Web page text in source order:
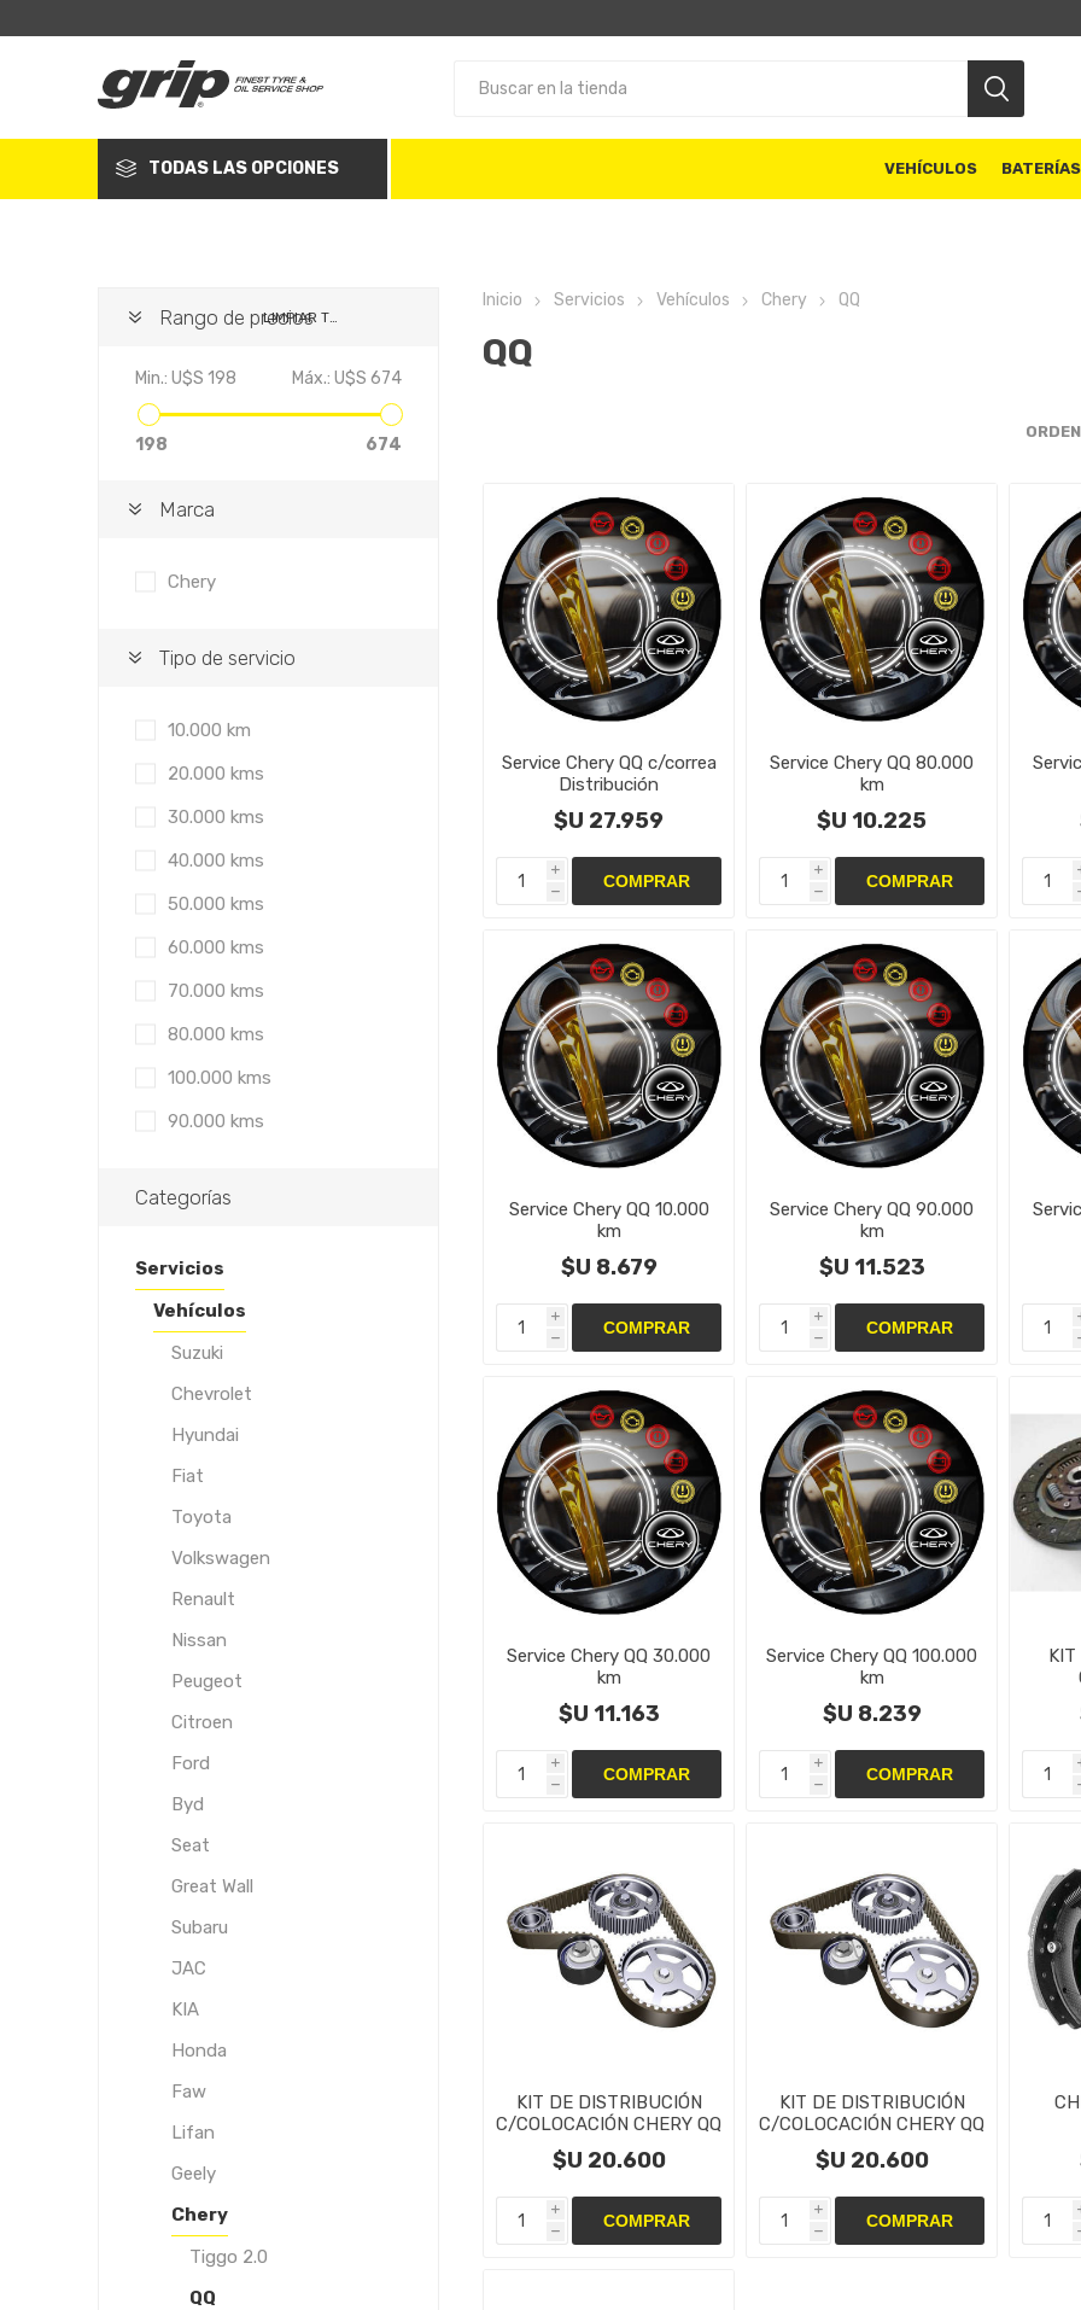
TODAS LAS OPCIONES VEHÍCULOS BATERÍAS
Inicio Servicios Vehículos Chery QQ
QQ
Service Chery QQ c/correa
Distribución
$U 27.959
i
h
Service Chery QQ 80.000
km
$U 10.225
i
h
Service Chery QQ 10.000
km
$U 8.679
i
h
Service Chery QQ 90.000
km
$U 11.523
i
h
Service Chery QQ 30.000
km
$U 11.163
i
h
Service Chery QQ 100.000
km
$U 8.239
i
h
KIT DE DISTRIBUCIÓN
C/COLOCACIÓN CHERY QQ
- CORREAS
$U 20.600
i
h
KIT DE DISTRIBUCIÓN
C/COLOCACIÓN CHERY QQ
- CORREAS
$U 20.600
i
h
LIMPIAR TODO
Rango de precios
Min.: U$S 198 Máx.: U$S 674
198 674
Marca
Chery
Tipo de servicio
10.000 km
20.000 kms
30.000 kms
40.000 kms
50.000 kms
60.000 kms
70.000 kms
80.000 kms
100.000 kms
90.000 kms
Categorías
Servicios
Vehículos
Suzuki
Chevrolet
Hyundai
Fiat
Toyota
Volkswagen
Renault
Nissan
Peugeot
Citroen
Ford
Byd
Seat
Great Wall
Subaru
JAC
KIA
Honda
Faw
Lifan
Geely
Chery
Tiggo 2.0
QQ